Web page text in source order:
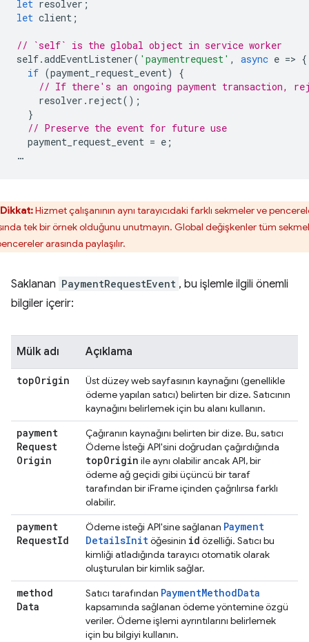
let resolver ;
let client ;
// `self` is the global object in service worker
self.addEventListener( 'paymentrequest' , async e => {
if (payment_request_event)
{
// If there's an ongoing payment transaction,
resolver . reject();
}
// Preserve the event for future use
payment_request_event = e ;
…
Dikkat:Hizmet çalışanının aynı tarayıcıdaki farklı sekmeler ve
tek bir örnek olduğunu unutmayın. Global değişkenler tüm
arasında paylaşılır.
Saklanan PaymentRequestEvent , bu işlemle ilgili önemli
bilgiler içerir:
Mülk adı Açıklama
topOrigin
Üst düzey web sayfasının kaynağını (genellikle
ödeme yapılan satıcı) belirten bir dize. Satıcının
kaynağını belirlemek için bu alanı kullanın.
payment
Request
Origin
Çağıranın kaynağını belirten bir dize. Bu, satıcı
Ödeme İsteği API'sini doğrudan çağırdığında
topOrigin ile aynı olabilir ancak API, bir
ödeme ağ geçidi gibi üçüncü bir taraf
tarafından bir iFrame içinden çağrılırsa farklı
olabilir.
payment
RequestId
Ödeme isteği API'sine sağlanan Payment
DetailsInitöğesinin id özelliği. Satıcı bu
kimliği atladığında tarayıcı otomatik olarak
oluşturulan bir kimlik sağlar.
method
Data
Satıcı tarafından PaymentMethodData
kapsamında sağlanan ödeme yöntemine özgü
veriler. Ödeme işlemi ayrıntılarını belirlemek
için bu bilgiyi kullanın.